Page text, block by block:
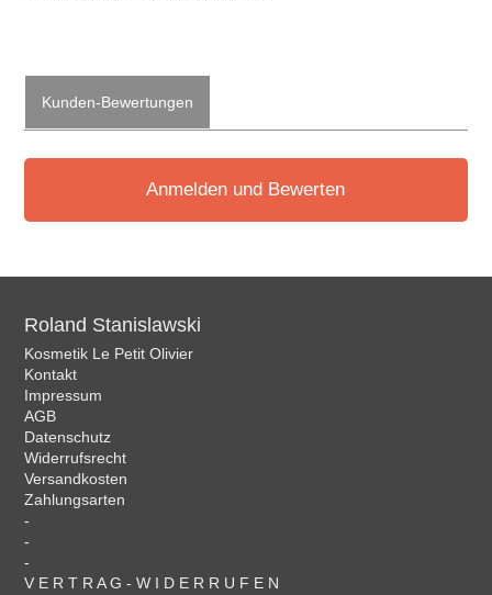
Kunden-Bewertungen
Anmelden und Bewerten
Roland Stanislawski
Kosmetik Le Petit Olivier
Kontakt
Impressum
AGB
Datenschutz
Widerrufsrecht
Versandkosten
Zahlungsarten
-
-
-
V E R T R A G - W I D E R R U F E N